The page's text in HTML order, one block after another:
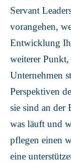
Servant
vorangehen,
Entwicklung
weiterer
Unternehmen
Perspektiven
sie sind an der
was läuft und
pflegen einen
eine